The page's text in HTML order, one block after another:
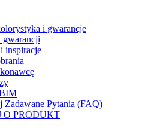
i gwarancje
gwarancji
inspiracje
Zadawane Pytania (FAQ)
O PRODUKT